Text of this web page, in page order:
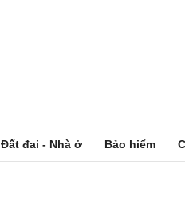
Đất đai - Nhà ở Bảo hiểm